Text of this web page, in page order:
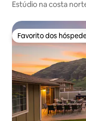
Estúdio na costa
Favorito dos
Favorito dos